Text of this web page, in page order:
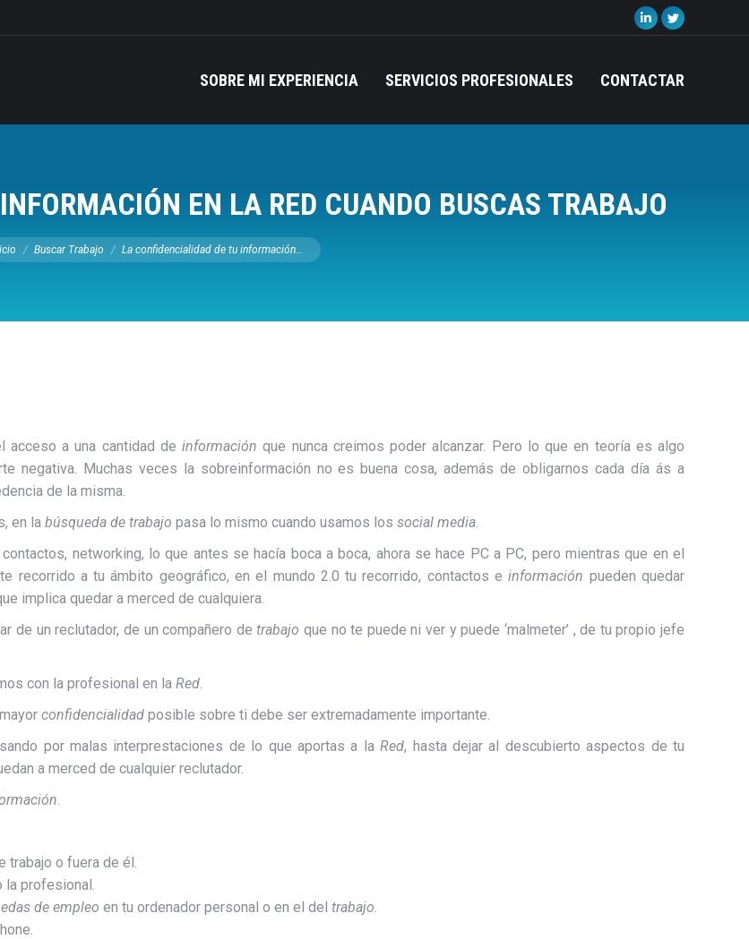
Linkedin
opens
new
Twitter
opens
new
SOBRE MI EXPERIENCIA SERVICIOS PROFESIONALES CONTACTAR
EN LA RED CUANDO BUSCAS TRABAJO
aquí:
Buscar Trabajo La confidencialidad de tu información…
a una cantidad de información que nunca creimos poder alcanzar. Pero lo que en teoría es algo
negativa. Muchas veces la sobreinformación no es buena cosa, además de obligarnos cada día ás a
de la misma.
en la búsqueda de trabajo pasa lo mismo cuando usamos los social media.
networking, lo que antes se hacía boca a boca, ahora se hace PC a PC, pero mientras que en el
recorrido a tu ámbito geográfico, en el mundo 2.0 tu recorrido, contactos einformación pueden quedar
implica quedar a merced de cualquiera.
de un reclutador, de un compañero detrabajo que no te puede ni ver y puede ‘malmeter’ , de tu propio jefe
con la profesional en la Red.
confidencialidad posible sobre ti debe ser extremadamente importante.
por malas interprestaciones de lo que aportas a laRed, hasta dejar al descubierto aspectos de tu
a merced de cualquier reclutador.
.
trabajo o fuera de él.
la profesional.
de empleo en tu ordenador personal o en el del trabajo.